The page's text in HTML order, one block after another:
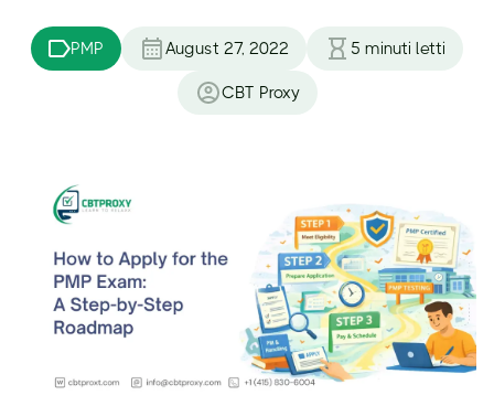
PMP August 27, 2022 5 minuti letti
CBT Proxy